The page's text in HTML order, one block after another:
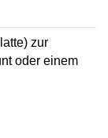
zur
oder einem